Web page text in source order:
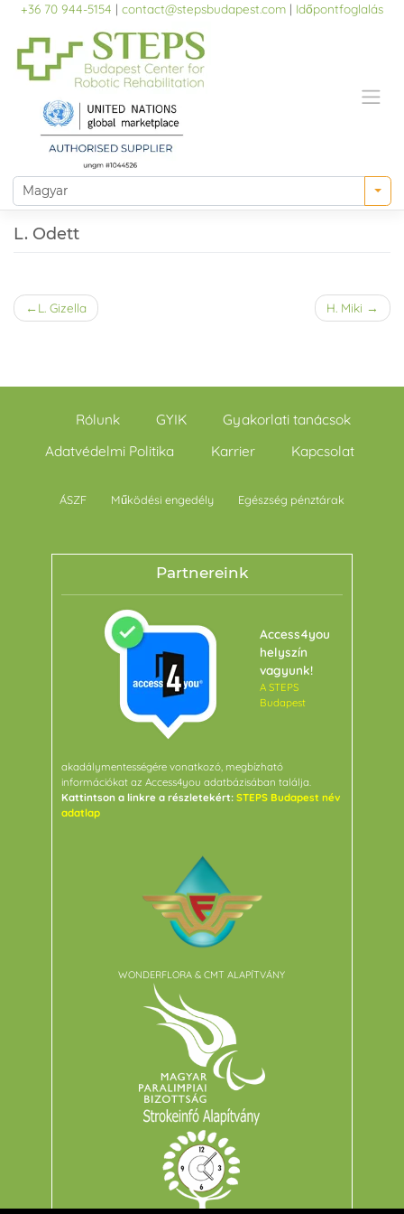
Skip
content
+36 70 944-5154 | contact@stepsbudapest.com | Időpontfoglalás
L. Odett
Bejegyzés
L. Gizella H. Miki
Rólunk GYIK
Gyakorlati tanácsok
Adatvédelmi Politika
Karrier Kapcsolat
ÁSZF Működési engedély Egészség pénztárak
Partnereink
Access4you
helyszín
vagyunk!
A STEPS
Budapest
akadálymentességére vonatkozó, megbízható
információkat az Access4you adatbázisában találja.
Kattintson a linkre a részletekért: STEPS Budapest név
adatlap
WONDERFLORA & CMT ALAPÍTVÁNY